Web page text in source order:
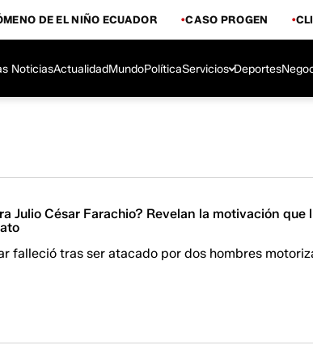
DE EL NIÑO ECUADOR CASO PROGEN
NoticiasActualidadMundoPolíticaServicios Deportes
Julio César Farachio? Revelan la motivación que
falleció tras ser atacado por dos hombres